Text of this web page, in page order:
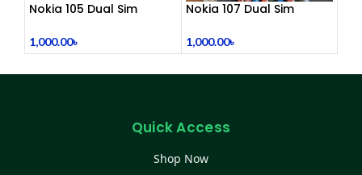
Nokia 105 Dual Sim
1,000.00৳
Nokia 107 Dual Sim
1,000.00৳
Quick Access
Shop Now